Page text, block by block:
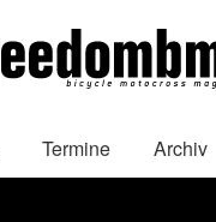
Termine Archiv